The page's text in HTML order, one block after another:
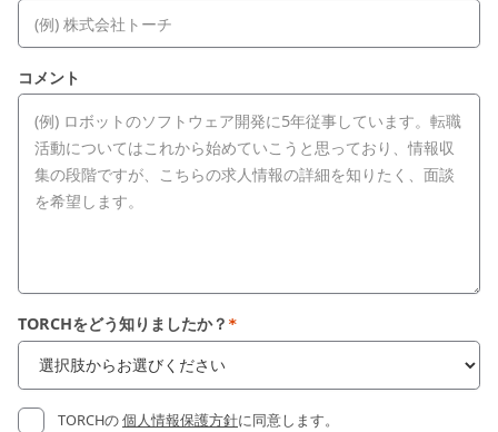
コメント
TORCHをどう知りましたか？ *
TORCHの個人情報保護方針に同意します。